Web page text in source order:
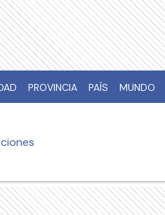
PROVINCIA PAÍS MUNDO